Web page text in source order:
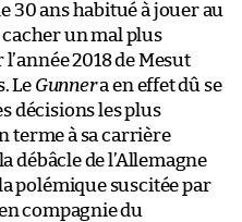
30 ans habitué à jouer au
un mal plus
l’année 2018 de Mesut
Le Gunnera en effet dû se
décisions les plus
terme à sa carrière
débâcle de l’Allemagne
polémique suscitée par
compagnie du